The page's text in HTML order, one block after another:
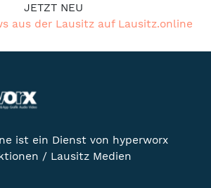
JETZT NEU
aus der Lausitz auf Lausitz.online
ist ein Dienst von hyperworx
/ Lausitz Medien